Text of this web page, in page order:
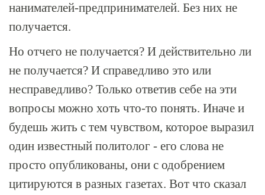
нанимателей-предпринимателей. Без них не
получается.
Но отчего не получается? И действительно ли
не получается? И справедливо это или
несправедливо? Только ответив себе на эти
вопросы можно хоть что-то понять. Иначе и
будешь жить с тем чувством, которое выразил
один известный политолог - его слова не
просто опубликованы, они с одобрением
цитируются в разных газетах. Вот что сказал